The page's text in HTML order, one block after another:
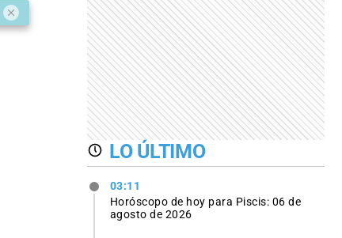
LO ÚLTIMO
03:11
Horóscopo de hoy para Piscis: 06 de
agosto de 2026